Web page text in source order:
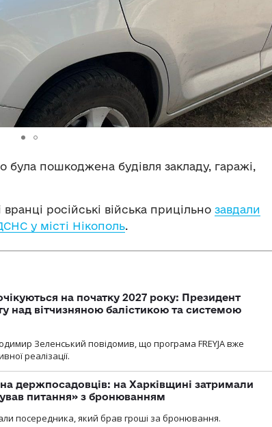
була пошкоджена будівля закладу, гаражі,
російські війська прицільно завдали
у місті Нікополь.
на початку 2027 року: Президент
над вітчизняною балістикою та системою
Зеленський повідомив, що програма FREYJA вже
реалізації.
держпосадовців: на Харківщині затримали
питання» з бронюванням
посередника, який брав гроші за бронювання.